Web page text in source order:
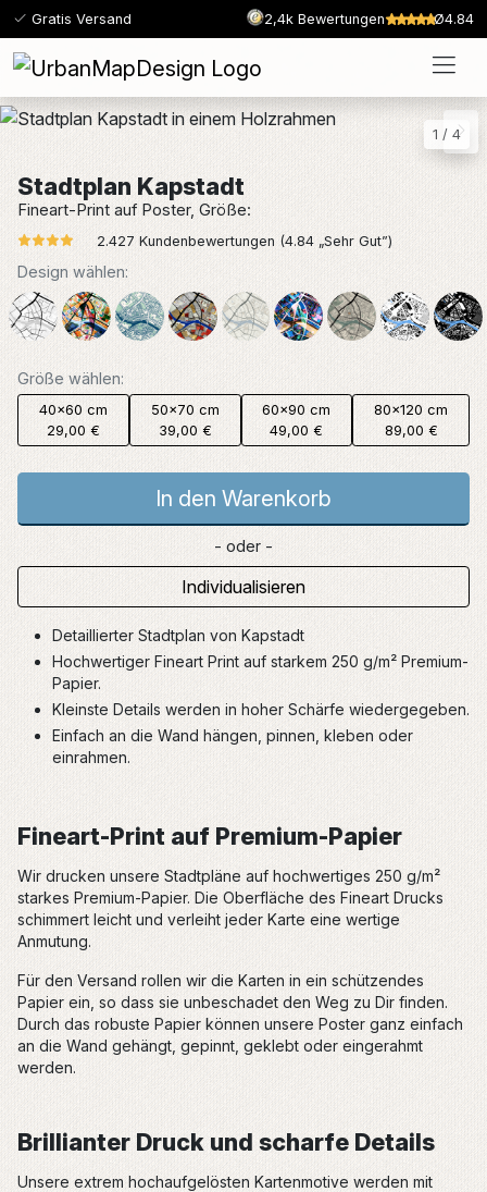
Gratis Versand 2,4k Bewertungen Ø4.84
1 / 4
2.427 Kundenbewertungen (4.84 „Sehr Gut”)
Stadtplan Kapstadt
Fineart-Print auf Poster, Größe:
Detaillierter Stadtplan von Kapstadt
Hochwertiger Fineart Print auf starkem 250 g/m² Premium-
Papier.
Kleinste Details werden in hoher Schärfe wiedergegeben.
Einfach an die Wand hängen, pinnen, kleben oder
einrahmen.
Design wählen:
Größe wählen:
40x60 cm
29,00 €
50x70 cm
39,00 €
60x90 cm
49,00 €
80x120 cm
89,00 €
In den Warenkorb
- oder -
Individualisieren
Fineart-Print auf Premium-Papier
Wir drucken unsere Stadtpläne auf hochwertiges 250 g/m²
starkes Premium-Papier. Die Oberfläche des Fineart Drucks
schimmert leicht und verleiht jeder Karte eine wertige
Anmutung.
Für den Versand rollen wir die Karten in ein schützendes
Papier ein, so dass sie unbeschadet den Weg zu Dir finden.
Durch das robuste Papier können unsere Poster ganz einfach
an die Wand gehängt, gepinnt, geklebt oder eingerahmt
werden.
Brillianter Druck und scharfe Details
Unsere extrem hochaufgelösten Kartenmotive werden mit